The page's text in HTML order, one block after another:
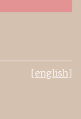
[english]